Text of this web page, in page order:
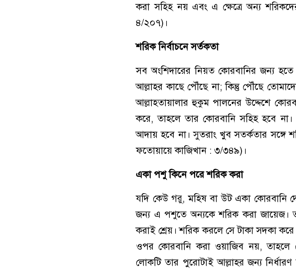
করা সহিহ নয় এবং এ ক্ষেত্রে অন্য
৪/২০৭)।
শরিক নির্বাচনে সর্তকতা
সব অংশিদারের নিয়ত কোরবানির জন্য
আল্লাহর কাছে পৌঁছে না; কিন্তু পৌঁছে
আল্লাহতায়ালার হুকুম পালনের উদ্দেশে
করে, তাহলে তার কোরবানি সহিহ হবে
আদায় হবে না। সুতরাং খুব সতর্কতার সঙ্গে
ফতোয়ায়ে কাজিখান : ৩/৩৪৯)।
একা পশু কিনে পরে শরিক করা
যদি কেউ গরু, মহিষ বা উট একা কোরবানি
জন্য এ পশুতে অন্যকে শরিক করা জায়েজ।
করাই শ্রেয়। শরিক করলে সে টাকা সদকা
ওপর কোরবানি করা ওয়াজিব নয়, তাহলে
লোকটি তার পুরোটাই আল্লাহর জন্য